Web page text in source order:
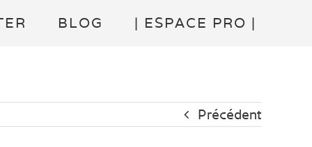
BLOG | ESPACE PRO |
Précédent